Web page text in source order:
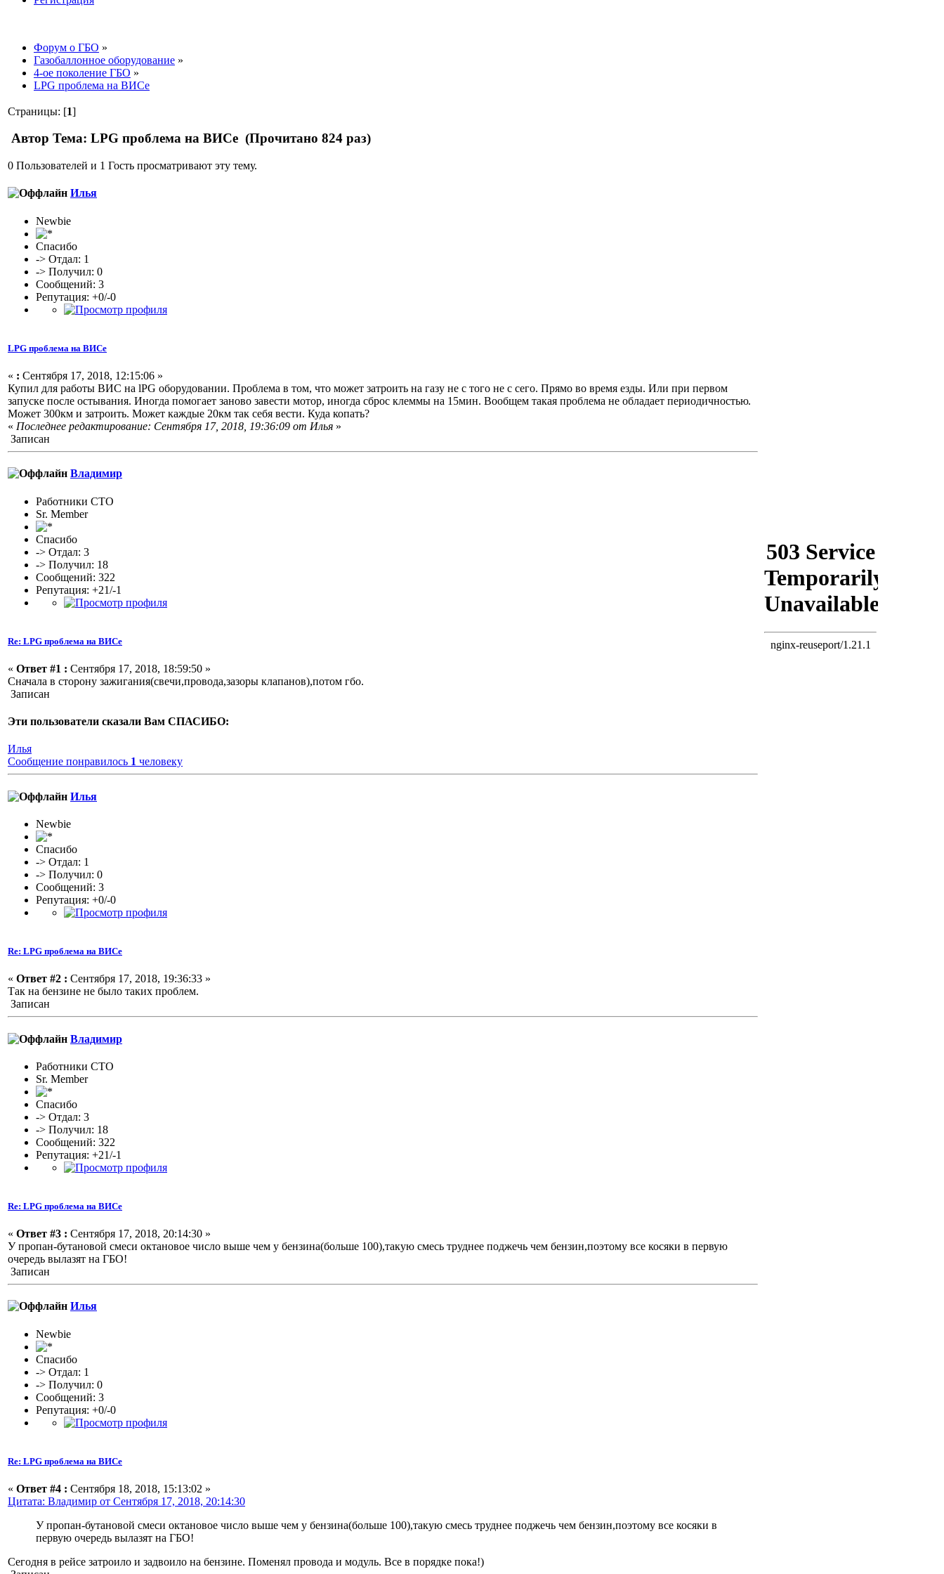
Форум о ГБО »
Газобаллонное оборудование »
4-ое поколение ГБО »
LPG проблема на ВИСе
Страницы: [1]
Автор Тема: LPG проблема на ВИСе (Прочитано 824 раз)
0 Пользователей и 1 Гость просматривают эту тему.
Илья
Newbie
Спасибо
-> Отдал: 1
-> Получил: 0
Сообщений: 3
Репутация: +0/-0
LPG проблема на ВИСе
« : Сентября 17, 2018, 12:15:06 »
Купил для работы ВИС на lPG оборудовании. Проблема в том, что может затроить на газу не с того не с сего. Прямо во время езды. Или при первом
запуске после остывания. Иногда помогает заново завести мотор, иногда сброс клеммы на 15мин. Вообщем такая проблема не обладает периодичностью.
Может 300км и затроить. Может каждые 20км так себя вести. Куда копать?
« Последнее редактирование: Сентября 17, 2018, 19:36:09 от Илья »
Записан
Владимир
Работники СТО
Sr. Member
Спасибо
-> Отдал: 3
-> Получил: 18
Сообщений: 322
Репутация: +21/-1
Re: LPG проблема на ВИСе
« Ответ #1 : Сентября 17, 2018, 18:59:50 »
Сначала в сторону зажигания(свечи,провода,зазоры клапанов),потом гбо.
Записан
Эти пользователи сказали Вам СПАСИБО:
Илья
Сообщение понравилось 1 человеку
Илья
Newbie
Спасибо
-> Отдал: 1
-> Получил: 0
Сообщений: 3
Репутация: +0/-0
Re: LPG проблема на ВИСе
« Ответ #2 : Сентября 17, 2018, 19:36:33 »
Так на бензине не было таких проблем.
Записан
Владимир
Работники СТО
Sr. Member
Спасибо
-> Отдал: 3
-> Получил: 18
Сообщений: 322
Репутация: +21/-1
Re: LPG проблема на ВИСе
« Ответ #3 : Сентября 17, 2018, 20:14:30 »
У пропан-бутановой смеси октановое число выше чем у бензина(больше 100),такую смесь труднее поджечь чем бензин,поэтому все косяки в первую
очередь вылазят на ГБО!
Записан
Илья
Newbie
Спасибо
-> Отдал: 1
-> Получил: 0
Сообщений: 3
Репутация: +0/-0
Re: LPG проблема на ВИСе
« Ответ #4 : Сентября 18, 2018, 15:13:02 »
Цитата: Владимир от Сентября 17, 2018, 20:14:30
У пропан-бутановой смеси октановое число выше чем у бензина(больше 100),такую смесь труднее поджечь чем бензин,поэтому все косяки в
первую очередь вылазят на ГБО!
Сегодня в рейсе затроило и задвоило на бензине. Поменял провода и модуль. Все в порядке пока!)